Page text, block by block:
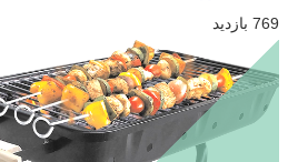
769 بازدید